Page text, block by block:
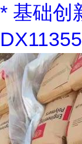
* 基础创